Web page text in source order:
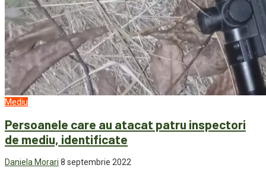
Mediu
Persoanele care au atacat patru inspectori
de mediu, identificate
Daniela Morari 8 septembrie 2022